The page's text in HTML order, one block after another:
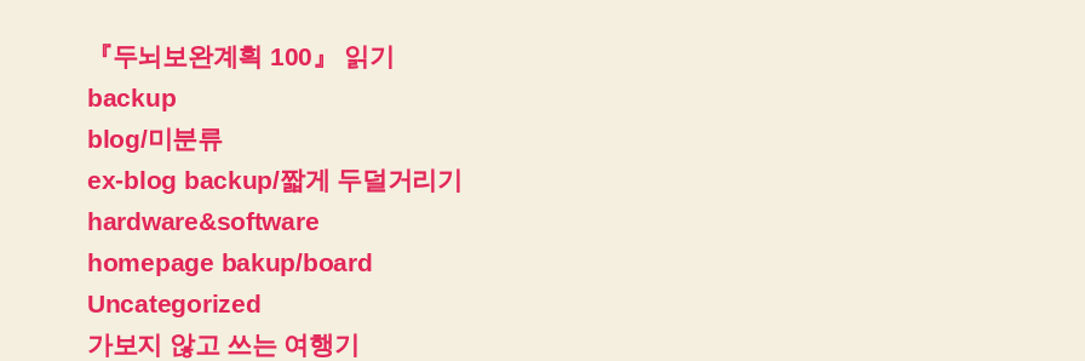
『두뇌보완계획 100』 읽기
backup
blog/미분류
ex-blog backup/짧게 두덜거리기
hardware&software
homepage bakup/board
Uncategorized
가보지 않고 쓰는 여행기